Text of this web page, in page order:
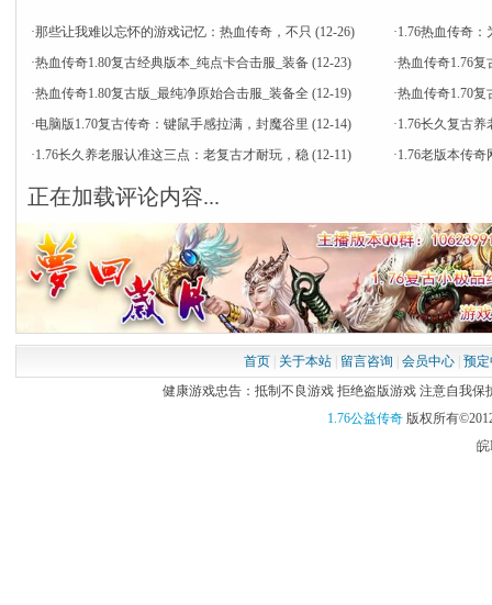
·那些让我难以忘怀的游戏记忆：热血传奇，不只 (12-26) ·1.76热血传奇
·热血传奇1.80复古经典版本_纯点卡合击服_装备 (12-23) ·热血传奇1.76复
·热血传奇1.80复古版_最纯净原始合击服_装备全 (12-19) ·热血传奇1.70
·电脑版1.70复古传奇：键鼠手感拉满，封魔谷里 (12-14) ·1.76长久复古
·1.76长久养老服认准这三点：老复古才耐玩，稳 (12-11) ·1.76老版本传
正在加载评论内容...
首页| 关于本站| 留言咨询 会员中心| 预
健康游戏忠告：抵制不良游戏 拒绝盗版游戏 注意自我保
1.76公益传奇版权所有
皖